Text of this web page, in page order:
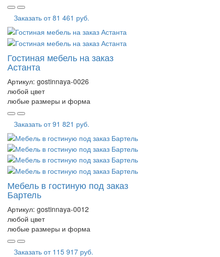
Заказать от81 461 руб.
Гостиная мебель на заказ
Астанта
Артикул: gostinnaya-0026
любой цвет
любые размеры и форма
Заказать от91 821 руб.
Мебель в гостиную под заказ
Бартель
Артикул: gostinnaya-0012
любой цвет
любые размеры и форма
Заказать от 115 917 руб.